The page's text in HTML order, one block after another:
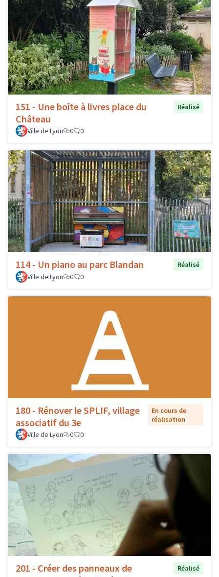
151 - Une boîte à livres place du
Château
Réalisé
Ville de Lyon 0 0
114 - Un piano au parc Blandan
Réalisé
Ville de Lyon
0 0
180 - Rénover le SPLIF, village
associatif du 3e
En cours de
réalisation
Ville de Lyon
0 0
201 - Créer des panneaux de
Réalisé